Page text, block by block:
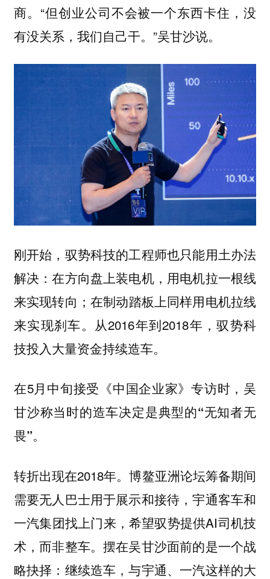
商。“但创业公司不会被一个东西卡住，没
有没关系，我们自己干。”吴甘沙说。
刚开始，驭势科技的工程师也只能用土办法
解决：在方向盘上装电机，用电机拉一根线
来实现转向；在制动踏板上同样用电机拉线
来实现刹车。从2016年到2018年，驭势科
技投入大量资金持续造车。
在5月中旬接受《中国企业家》专访时， 吴
甘沙称当时的造车决定是典型的“无知者无
畏”。
转折出现在2018年。博鳌亚洲论坛筹备期间
需要无人巴士用于展示和接待，宇通客车和
一汽集团找上门来，希望驭势提供AI司机技
术，而非整车。摆在吴甘沙面前的是一个战
略抉择：继续造车，与宇通、一汽这样的大